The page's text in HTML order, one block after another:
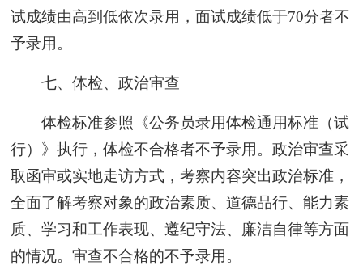
试成绩由高到低依次录用，面试成绩低于70分者不
予录用。
七、体检、政治审查
体检标准参照《公务员录用体检通用标准（试
行）》执行，体检不合格者不予录用。政治审查采
取函审或实地走访方式，考察内容突出政治标准，
全面了解考察对象的政治素质、道德品行、能力素
质、学习和工作表现、遵纪守法、廉洁自律等方面
的情况。审查不合格的不予录用。